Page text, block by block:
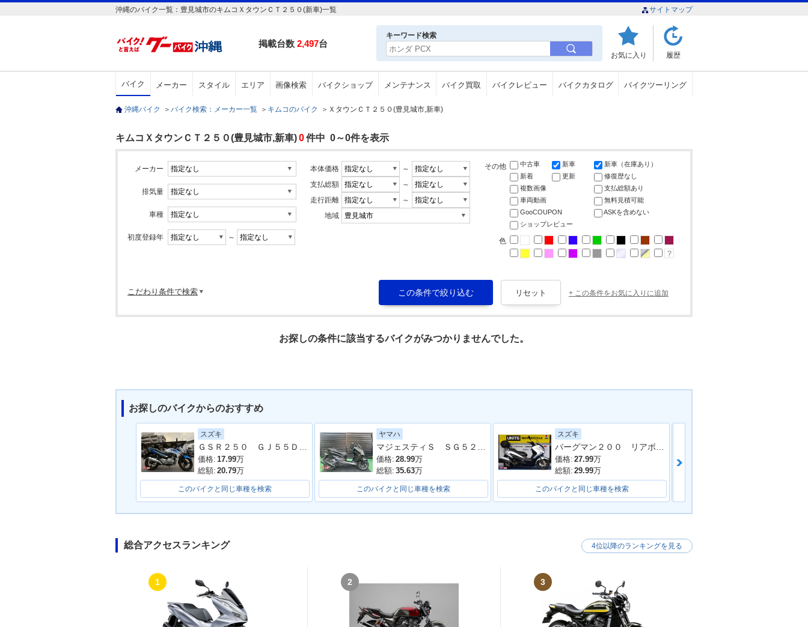
沖縄のバイク一覧：豊見城市のキムコＸタウンＣＴ２５０(新車)一覧 サイトマップ
掲載台数 2,497台
キーワード検索
お気に入り 履歴
バイク メーカー スタイル エリア 画像検索 バイクショップ メンテナンス バイク買取 バイクレビュー バイクカタログ バイクツーリング
沖縄バイク ＞ バイク検索：メーカー一覧 ＞ キムコのバイク ＞ ＸタウンＣＴ２５０(豊見城市,新車)
キムコＸタウンＣＴ２５０(豊見城市,新車)0件中 0～0件を表示
メーカー
排気量
車種
初度登録年 ～
本体価格
～
支払総額
～
走行距離
～
地域
その他 中古車 新車
新車（在庫あり）
新着
更新
修復歴なし
複数画像
支払総額あり
車両動画
無料見積可能
GooCOUPON
ASKを含めない
ショップレビュー
色
こだわり条件で検索 + この条件をお気に入りに追加
お探しの条件に該当するバイクがみつかりませんでした。
お探しのバイクからのおすすめ
スズキ
価格: 17.99万
総額: 20.79万
このバイクと同じ車種を検索
ヤマハ
価格: 28.99万
総額: 35.63万
このバイクと同じ車種を検索
スズキ
価格: 27.99万
総額: 29.99万
このバイクと同じ車種を検索
総合アクセスランキング
1 2 3
4位以降のランキングを見る